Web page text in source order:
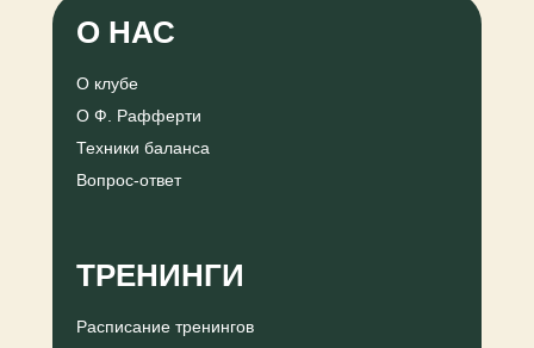
О НАС
О клубе
ТРЕНИНГИ
О Ф. Рафферти
Техники баланса
Вопрос-ответ
Расписание тренингов